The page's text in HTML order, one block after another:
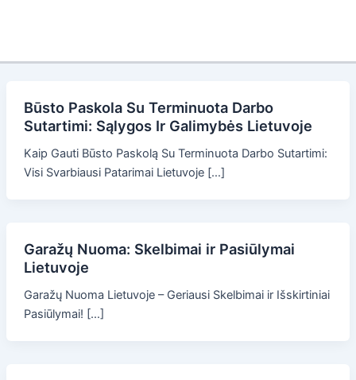
Būsto Paskola Su Terminuota Darbo
Sutartimi: Sąlygos Ir Galimybės Lietuvoje
Kaip Gauti Būsto Paskolą Su Terminuota Darbo Sutartimi:
Visi Svarbiausi Patarimai Lietuvoje […]
Garažų Nuoma: Skelbimai ir Pasiūlymai
Lietuvoje
Garažų Nuoma Lietuvoje – Geriausi Skelbimai ir Išskirtiniai
Pasiūlymai! […]